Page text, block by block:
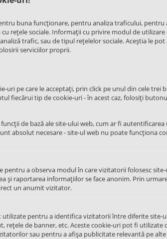
Brand Gorenje
buna funcționare, pentru analiza traficului,
rețele sociale. Informații cu privire modul de
trafic, sau de tipul rețelelor sociale. Aceștia le
serviciilor proprii.
uri pe care le acceptați, prin click pe unul din cele trei
fiecărui tip de cookie-uri - în acest caz, folosiți
de bază ale site-ului web, cum ar fi
absolut necesare - site-ul web nu poate funcționa
pentru a observa modul în care vizitatorii folosesc
și raportarea informațiilor se face anonim. Prin
un anumit vizitator.
pentru a identifica vizitatorii între diferite site-
rețele de banner, etc. Aceste cookie-uri pot fi utilizate
sau pentru a afișa publicitate relevantă pe